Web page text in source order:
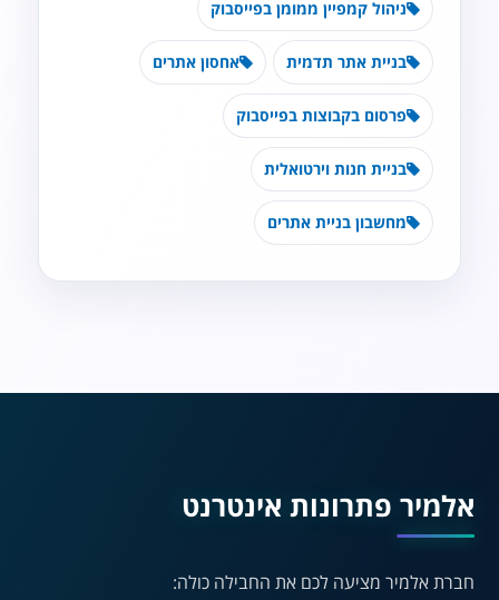
ניהול קמפיין ממומן בפייסבוק
בניית אתר תדמית אחסון אתרים
פרסום בקבוצות בפייסבוק
בניית חנות וירטואלית
מחשבון בניית אתרים
אלמיר פתרונות אינטרנט
חברת אלמיר מציעה לכם את החבילה כולה:
ניגודיות גבוהה